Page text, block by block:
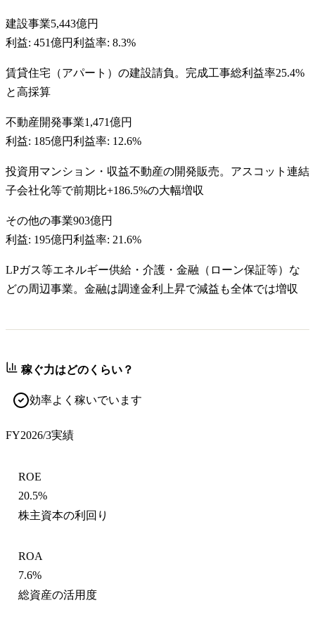
建設事業5,443億円
利益: 451億円利益率: 8.3%
賃貸住宅（アパート）の建設請負。完成工事総利益率25.4%
と高採算
不動産開発事業1,471億円
利益: 185億円利益率: 12.6%
投資用マンション・収益不動産の開発販売。アスコット連結
子会社化等で前期比+186.5%の大幅増収
その他の事業903億円
利益: 195億円利益率: 21.6%
LPガス等エネルギー供給・介護・金融（ローン保証等）な
どの周辺事業。金融は調達金利上昇で減益も全体では増収
稼ぐ力はどのくらい？
効率よく稼いでいます
FY2026/3実績
ROE
20.5%
株主資本の利回り
ROA
7.6%
総資産の活用度